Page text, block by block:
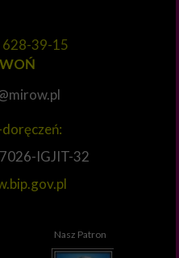
Nasz Patron
IGJIT-32
628-39-15